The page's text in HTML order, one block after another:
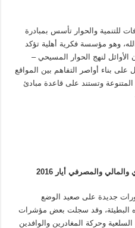
للتنمية والحوار تأسس بمبادرة
وهو مؤسسة فكرية أهلية تؤكد
لنهج الحوار المسيحي –
على بناء أواصر التفاهم بين المواقع
المتنوعة وتستند على قاعدة مبادئ
والمصرفي أيار 2016
تبرز أية تطورات جديدة على صعيد الوضع
البطيئة، وقد سجلت بعض مؤشرات
وحركة المغادرين والوافدين